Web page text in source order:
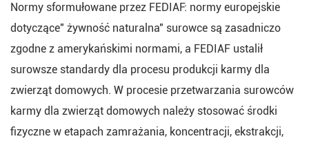
Normy sformułowane przez FEDIAF: normy europejskie
dotyczące" żywność naturalna" surowce są zasadniczo
zgodne z amerykańskimi normami, a FEDIAF ustalił
surowsze standardy dla procesu produkcji karmy dla
zwierząt domowych. W procesie przetwarzania surowców
karmy dla zwierząt domowych należy stosować środki
fizyczne w etapach zamrażania, koncentracji, ekstrakcji,